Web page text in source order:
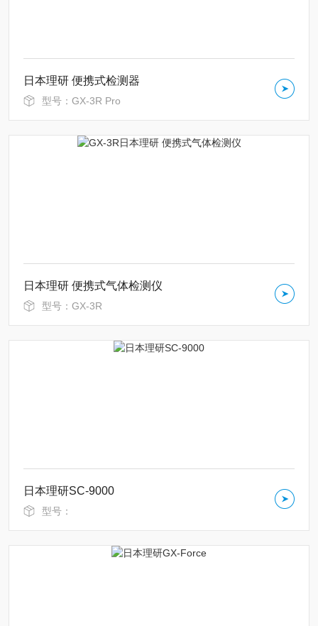
日本理研 便携式检测器
型号：GX-3R Pro
日本理研 便携式气体检测仪
型号：GX-3R
日本理研SC-9000
型号：